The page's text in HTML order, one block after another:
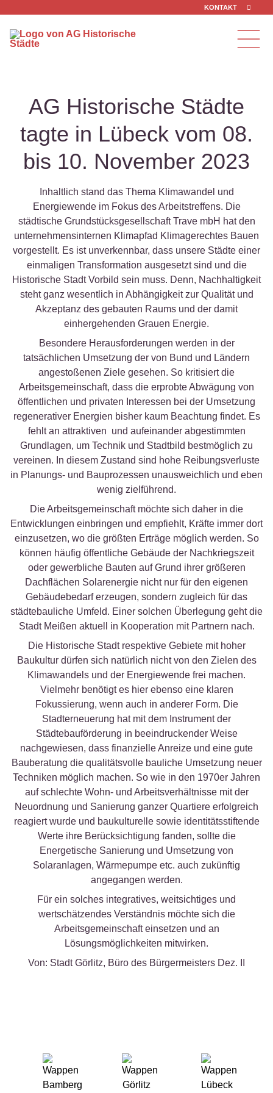
KONTAKT
AG Historische Städte
tagte in Lübeck vom 08.
bis 10. November 2023
Inhaltlich stand das Thema Klimawandel und
Energiewende im Fokus des Arbeitstreffens. Die
städtische Grundstücksgesellschaft Trave mbH hat den
unternehmensinternen Klimapfad Klimagerechtes Bauen
vorgestellt. Es ist unverkennbar, dass unsere Städte einer
einmaligen Transformation ausgesetzt sind und die
Historische Stadt Vorbild sein muss. Denn, Nachhaltigkeit
steht ganz wesentlich in Abhängigkeit zur Qualität und
Akzeptanz des gebauten Raums und der damit
einhergehenden Grauen Energie.
Besondere Herausforderungen werden in der
tatsächlichen Umsetzung der von Bund und Ländern
angestoßenen Ziele gesehen. So kritisiert die
Arbeitsgemeinschaft, dass die erprobte Abwägung von
öffentlichen und privaten Interessen bei der Umsetzung
regenerativer Energien bisher kaum Beachtung findet. Es
fehlt an attraktiven und aufeinander abgestimmten
Grundlagen, um Technik und Stadtbild bestmöglich zu
vereinen. In diesem Zustand sind hohe Reibungsverluste
in Planungs- und Bauprozessen unausweichlich und eben
wenig zielführend.
Die Arbeitsgemeinschaft möchte sich daher in die
Entwicklungen einbringen und empfiehlt, Kräfte immer dort
einzusetzen, wo die größten Erträge möglich werden. So
können häufig öffentliche Gebäude der Nachkriegszeit
oder gewerbliche Bauten auf Grund ihrer größeren
Dachflächen Solarenergie nicht nur für den eigenen
Gebäudebedarf erzeugen, sondern zugleich für das
städtebauliche Umfeld. Einer solchen Überlegung geht die
Stadt Meißen aktuell in Kooperation mit Partnern nach.
Die Historische Stadt respektive Gebiete mit hoher
Baukultur dürfen sich natürlich nicht von den Zielen des
Klimawandels und der Energiewende frei machen.
Vielmehr benötigt es hier ebenso eine klaren
Fokussierung, wenn auch in anderer Form. Die
Stadterneuerung hat mit dem Instrument der
Städtebauförderung in beeindruckender Weise
nachgewiesen, dass finanzielle Anreize und eine gute
Bauberatung die qualitätsvolle bauliche Umsetzung neuer
Techniken möglich machen. So wie in den 1970er Jahren
auf schlechte Wohn- und Arbeitsverhältnisse mit der
Neuordnung und Sanierung ganzer Quartiere erfolgreich
reagiert wurde und baukulturelle sowie identitätsstiftende
Werte ihre Berücksichtigung fanden, sollte die
Energetische Sanierung und Umsetzung von
Solaranlagen, Wärmepumpe etc. auch zukünftig
angegangen werden.
Für ein solches integratives, weitsichtiges und
wertschätzendes Verständnis möchte sich die
Arbeitsgemeinschaft einsetzen und an
Lösungsmöglichkeiten mitwirken.
Von: Stadt Görlitz, Büro des Bürgermeisters Dez. II